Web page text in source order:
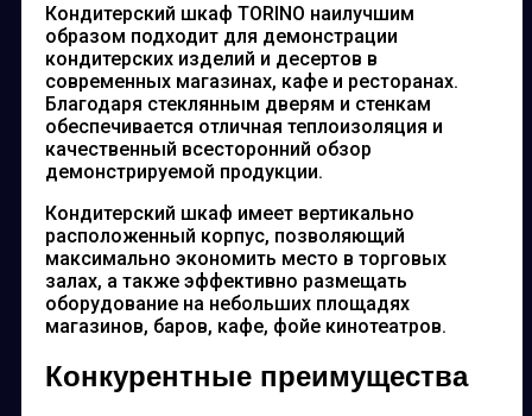
Кондитерский шкаф TORINO наилучшим
образом подходит для демонстрации
кондитерских изделий и десертов в
современных магазинах, кафе и ресторанах.
Благодаря стеклянным дверям и стенкам
обеспечивается отличная теплоизоляция и
качественный всесторонний обзор
демонстрируемой продукции.
Кондитерский шкаф имеет вертикально
расположенный корпус, позволяющий
максимально экономить место в торговых
залах, а также эффективно размещать
оборудование на небольших площадях
магазинов, баров, кафе, фойе кинотеатров.
Конкурентные преимущества